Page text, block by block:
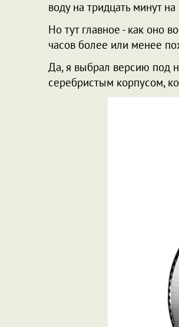
воду на тридцать минут
Но тут главное - как оно
часов более или менее
Да, я выбрал версию под
серебристым корпусом,